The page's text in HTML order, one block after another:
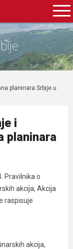
planinara Srbije u
i
planinara
Pravilnika o
akcija, Akcija
raspisuje
akcija,